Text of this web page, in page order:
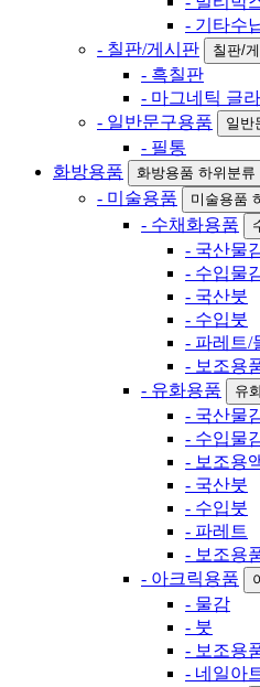
- 기타수
- 칠판/게시판
칠판/
- 흑칠판
- 마그네틱 글
- 일반문구용품
일반
- 필통
화방용품
화방용품 하위분류
- 미술용품 미술용품
- 수채화용품
- 국산물
- 수입물
- 국산붓
- 수입붓
- 파레트/
- 보조용
- 유화용품
유
- 국산물
- 수입물
- 보조용
- 국산붓
- 수입붓
- 파레트
- 보조용
- 아크릭용품
- 물감
- 붓
- 보조용
- 네일아